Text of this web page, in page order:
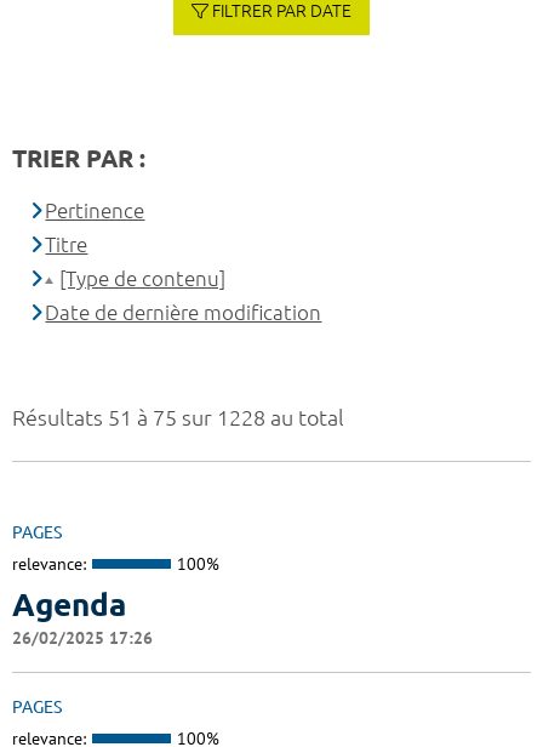
Résultats 51 à 75 sur 1228 au total
PAGES
relevance: 100%
Agenda
26/02/2025 17:26
PAGES
relevance: 100%
FILTRER PAR DATE
TRIER PAR :
Pertinence
Titre
[Type de contenu]
Date de dernière modification